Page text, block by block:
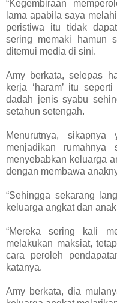
“Kegembiraan
lama apabila saya
peristiwa itu tidak
sering memaki hamun
ditemui media di sini.
Amy berkata, selepas
kerja ‘haram’ itu
dadah jenis syabu
setahun setengah.
Menurutnya,
menjadikan rumahnya
menyebabkan keluarga
dengan membawa
“Sehingga sekarang
keluarga angkat dan
“Mereka sering kali
melakukan maksiat,
cara peroleh
katanya.
Amy berkata, dia